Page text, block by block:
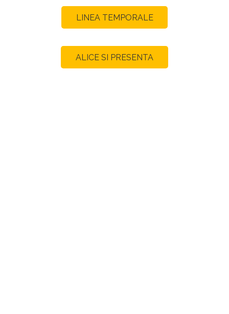
LINEA TEMPORALE
ALICE SI PRESENTA